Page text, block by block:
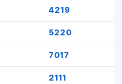
4219
5220
7017
2111